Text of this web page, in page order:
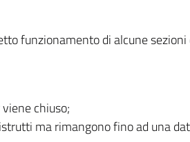
funzionamento di alcune
chiuso;
ma rimangono fino ad una